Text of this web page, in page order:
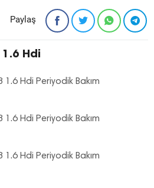
Paylaş
Hdi
Hdi Periyodik Bakım
Hdi Periyodik Bakım
Hdi Periyodik Bakım